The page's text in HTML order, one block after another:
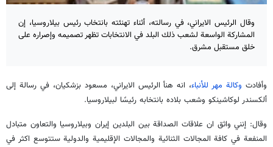
وقال الرئيس الايراني، في رسالته، أثناء تهنئته بانتخاب رئيس بيلاروسيا، إن
المشاركة الواسعة لشعب ذلك البلد في الانتخابات تظهر تصميمه وإصراره على
خلق مستقبل مشرق.
وأفادت وكالة مهر للأنباء، انه هنأ الرئيس الايراني، مسعود بزشكيان، في رسالة إلى
ألكسندر لوكاشينكو وشعب بلاده بانتخابه رئيسًا لبيلاروسيا.
وقال: إنني واثق ان علاقات الصداقة بين البلدين إيران وبيلاروسيا والتعاون متبادل
المنفعة في كافة المجالات الثنائية والمجالات الإقليمية والدولية ستتوسع اكثر في